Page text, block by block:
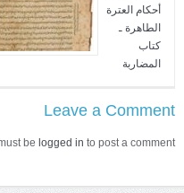
أحكام العترة
الطاهرة ـ
كتاب
المضاربة
Leave a Comment
be logged in to post a comment.